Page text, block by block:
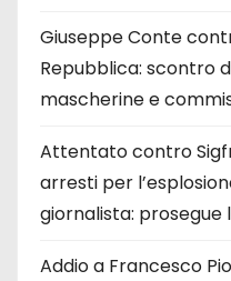
Giuseppe Conte
Repubblica: scontro
mascherine e
Attentato contro
arresti per
giornalista:
Addio a Francesco